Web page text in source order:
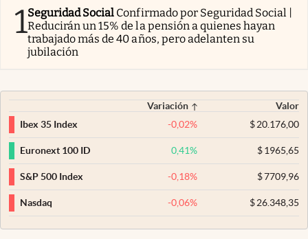
1Seguridad Social Confirmado por Seguridad Social |
Reducirán un 15% de la pensión a quienes hayan
trabajado más de 40 años, pero adelanten su
jubilación
Variación
Valor
Ibex 35 Index
-0,02% $20.176,00
Euronext 100 ID 0,41% $1965,65
S&P 500 Index -0,18% $7709,96
Nasdaq -0,06% $26.348,35